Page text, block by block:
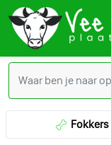
Fokkers